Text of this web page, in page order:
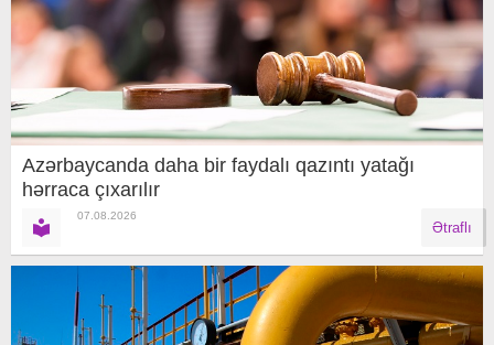
Azərbaycanda daha bir faydalı qazıntı yatağı
hərraca çıxarılır
07.08.2026
Ətraflı